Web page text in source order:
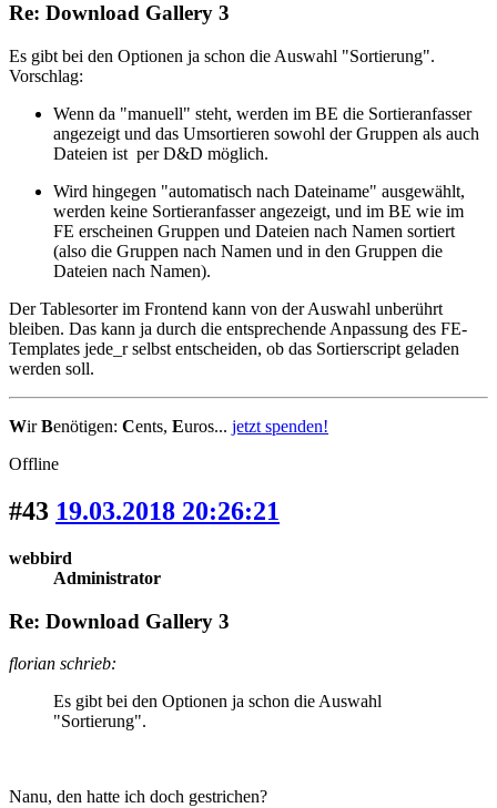
Re: Download Gallery 3
Es gibt bei den Optionen ja schon die Auswahl "Sortierung".
Vorschlag:
Wenn da "manuell" steht, werden im BE die Sortieranfasser
angezeigt und das Umsortieren sowohl der Gruppen als auch
Dateien ist per D&D möglich.
Wird hingegen "automatisch nach Dateiname" ausgewählt,
werden keine Sortieranfasser angezeigt, und im BE wie im
FE erscheinen Gruppen und Dateien nach Namen sortiert
(also die Gruppen nach Namen und in den Gruppen die
Dateien nach Namen).
Der Tablesorter im Frontend kann von der Auswahl unberührt
bleiben. Das kann ja durch die entsprechende Anpassung des FE-
Templates jede_r selbst entscheiden, ob das Sortierscript geladen
werden soll.
WirBenötigen: Cents, Euros... jetzt spenden!
Offline
#43 19.03.2018 20:26:21
webbird
Administrator
Re: Download Gallery 3
florian schrieb:
Es gibt bei den Optionen ja schon die Auswahl
"Sortierung".
Nanu, den hatte ich doch gestrichen?